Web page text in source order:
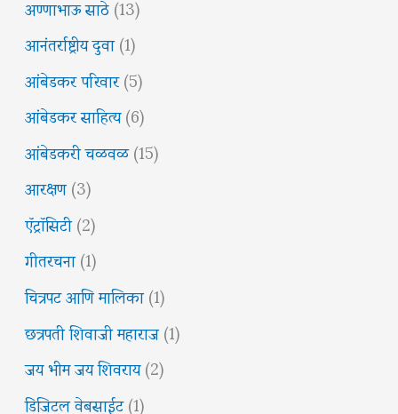
आनंतर्राष्ट्रीय दुवा(1)
आंबेडकर परिवार(5)
आंबेडकर साहित्य(6)
आंबेडकरी चळवळ(15)
आरक्षण(3)
ऍट्रॉसिटी(2)
गीतरचना(1)
चित्रपट आणि मालिका(1)
छत्रपती शिवाजी महाराज(1)
जय भीम जय शिवराय(2)
डिजिटल वेबसाईट(1)